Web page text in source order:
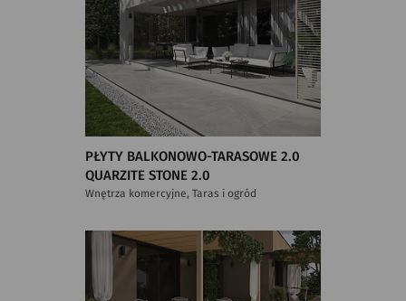
PŁYTY BALKONOWO-TARASOWE 2.0
QUARZITE STONE 2.0
Wnętrza komercyjne, Taras i ogród